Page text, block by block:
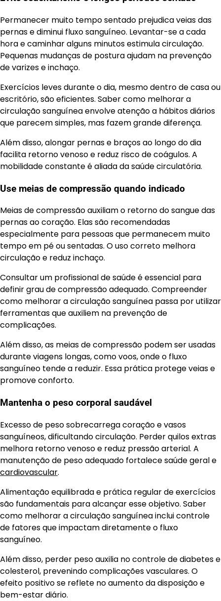
Permanecer muito tempo sentado prejudica veias das
pernas e diminui fluxo sanguíneo. Levantar-se a cada
hora e caminhar alguns minutos estimula circulação.
Pequenas mudanças de postura ajudam na prevenção
de varizes e inchaço.
Exercícios leves durante o dia, mesmo dentro de casa ou
escritório, são eficientes. Saber como melhorar a
circulação sanguínea envolve atenção a hábitos diários
que parecem simples, mas fazem grande diferença.
Além disso, alongar pernas e braços ao longo do dia
facilita retorno venoso e reduz risco de coágulos. A
mobilidade constante é aliada da saúde circulatória.
Use meias de compressão quando indicado
Meias de compressão auxiliam o retorno do sangue das
pernas ao coração. Elas são recomendadas
especialmente para pessoas que permanecem muito
tempo em pé ou sentadas. O uso correto melhora
circulação e reduz inchaço.
Consultar um profissional de saúde é essencial para
definir grau de compressão adequado. Compreender
como melhorar a circulação sanguínea passa por utilizar
ferramentas que auxiliem na prevenção de
complicações.
Além disso, as meias de compressão podem ser usadas
durante viagens longas, como voos, onde o fluxo
sanguíneo tende a reduzir. Essa prática protege veias e
promove conforto.
Mantenha o peso corporal saudável
Excesso de peso sobrecarrega coração e vasos
sanguíneos, dificultando circulação. Perder quilos extras
melhora retorno venoso e reduz pressão arterial. A
manutenção de peso adequado fortalece saúde geral e
cardiovascular.
Alimentação equilibrada e prática regular de exercícios
são fundamentais para alcançar esse objetivo. Saber
como melhorar a circulação sanguínea inclui controle
de fatores que impactam diretamente o fluxo
sanguíneo.
Além disso, perder peso auxilia no controle de diabetes e
colesterol, prevenindo complicações vasculares. O
efeito positivo se reflete no aumento da disposição e
bem-estar diário.